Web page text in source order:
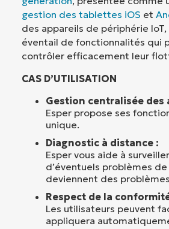
gestion des tablettes iOS et
des appareils de périphérie
éventail de fonctionnalités qui
contrôler efficacement leur
CAS D’UTILISATION
Gestion centralisée des
Esper propose ses
unique.
Diagnostic à distance :
Esper vous aide à
d’éventuels problèmes
deviennent des
Respect de la
Les utilisateurs peuvent
appliquera